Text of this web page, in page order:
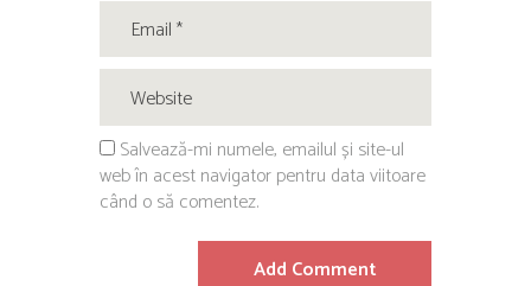
Salvează-mi numele, emailul și site-ul
web în acest navigator pentru data viitoare
când o să comentez.